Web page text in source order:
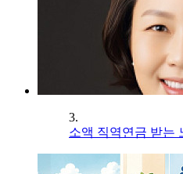
3.
소액 직역연금 받는